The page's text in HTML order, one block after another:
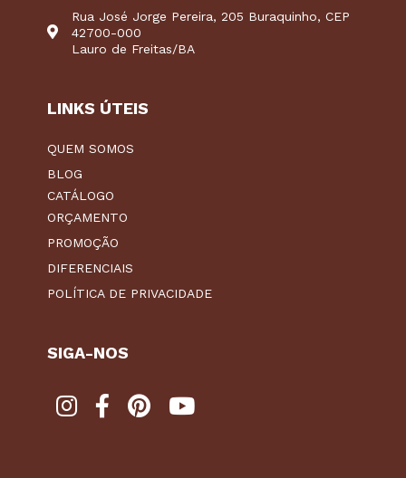
Rua José Jorge Pereira, 205 Buraquinho, CEP
42700-000
Lauro de Freitas/BA
LINKS ÚTEIS
QUEM SOMOS
BLOG
CATÁLOGO
ORÇAMENTO
PROMOÇÃO
DIFERENCIAIS
POLÍTICA DE PRIVACIDADE
SIGA-NOS